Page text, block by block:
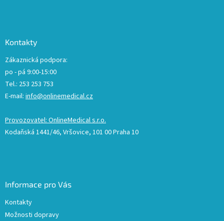
Kontakty
Zákaznická podpora:
po - pá 9:00-15:00
Tel.: 253 253 753
E-mail: info@onlinemedical.cz
Provozovatel: OnlineMedical s.r.o.
Kodaňská 1441/46, Vršovice, 101 00 Praha 10
Informace pro Vás
Kontakty
Možnosti dopravy